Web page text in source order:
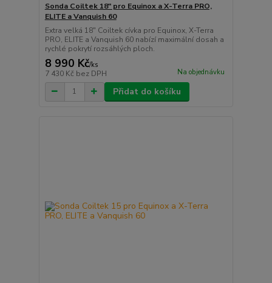
Sonda Coiltek 18" pro Equinox a X-Terra PRO,
ELITE a Vanquish 60
Extra velká 18" Coiltek cívka pro Equinox, X-Terra
PRO, ELITE a Vanquish 60 nabízí maximální dosah a
rychlé pokrytí rozsáhlých ploch.
8 990 Kč/ks
7 430 Kč bez DPH Na objednávku
Přidat do košíku